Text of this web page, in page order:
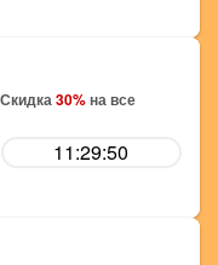
Скидка30%на все
11:29:49